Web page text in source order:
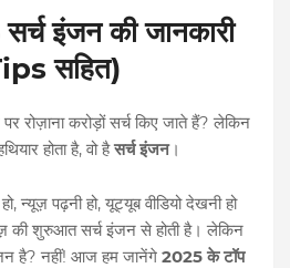
इंजन की जानकारी
सहित)
रोज़ाना करोड़ों सर्च किए जाते हैं? लेकिन
होता है, वो हैसर्च इंजन।
न्यूज़ पढ़नी हो, यूट्यूब वीडियो देखनी हो
की शुरुआत सर्च इंजन से होती है। लेकिन
है? नहीं! आज हम जानेंगे 2025 के टॉप